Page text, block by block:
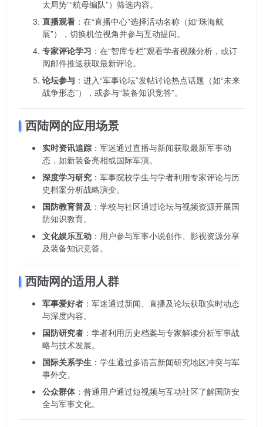
太局势”“航母编队”）筛选内容。
直播观看 ：在“直播中心”选择活动名称（如“珠海航
展”），切换机位视角并参与互动提问。
专家评论学习 ：在“智库专栏”观看学者视频分析，或订
阅邮件推送获取最新评论。
论坛参与 ：进入“军事论坛”发帖讨论热点话题（如“未来
战争形态”），或参与“装备知识竞答”。
西陆网的应用场景
实时资讯追踪 ：军迷通过直播与新闻获取最新军事动
态，如新装备亮相或国际军演。
深度学习研究 ：军事院校学生与学者利用专家评论与历
史档案分析战略演变。
国防教育普及 ：学校与社区通过论坛与视频资源开展国
防知识教育。
文化娱乐互动 ：用户参与军事小说创作、影视资源分享
及装备知识竞答。
西陆网的适用人群
军事爱好者 ：军迷通过新闻、直播及论坛获取实时动态
与深度内容。
国防研究者 ：学者利用历史档案与专家解读分析军事战
略与技术发展。
国际关系学生 ：学生通过多语言新闻研究地区冲突与军
事外交。
公众群体：普通用户通过短视频与互动社区了解国防安
全与军事文化。